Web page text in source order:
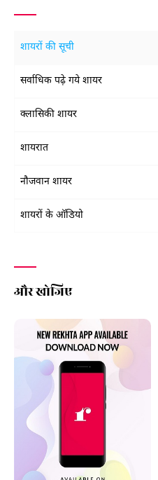
शायरों की सूची
सर्वाधिक पढ़े गये शायर
क्लासिकी शायर
शायरात
नौजवान शायर
शायरों के ऑडियो
और खोजिए